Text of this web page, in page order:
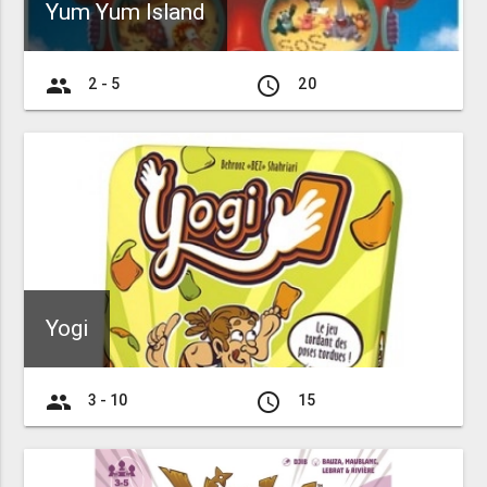
Yum Yum Island
group 2 - 5 access_time 20
Yogi
group 3 - 10 access_time 15